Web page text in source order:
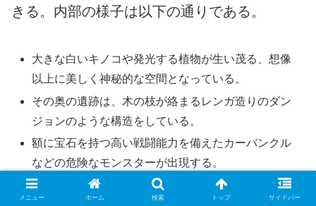
きる。内部の様子は以下の通りである。
大きな白いキノコや発光する植物が生い茂る、想像
以上に美しく神秘的な空間となっている。
その奥の遺跡は、木の枝が絡まるレンガ造りのダン
ジョンのような構造をしている。
額に宝石を持つ高い戦闘能力を備えたカーバンクル
などの危険なモンスターが出現する。
メニュー ホーム 検索 トップ サイドバー